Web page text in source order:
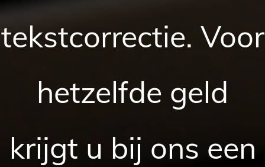
tekstcorrectie. Voor
hetzelfde geld
krijgt u bij ons een